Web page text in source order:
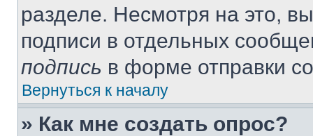
разделе. Несмотря на это,
подписи в отдельных
подпись в форме отправки
Вернуться к началу
» Как мне создать опрос?